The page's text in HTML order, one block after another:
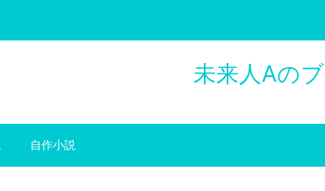
未来人Aの
自作小説